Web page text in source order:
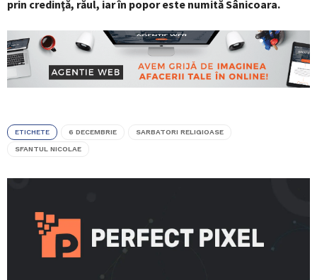
prin credinţă, răul, iar în popor este numită Sânicoara.
ETICHETE 6 DECEMBRIE SARBATORI RELIGIOASE
SFANTUL NICOLAE